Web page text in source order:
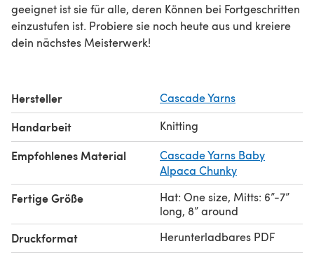
geeignet ist sie für alle, deren Können bei Fortgeschritten
einzustufen ist. Probiere sie noch heute aus und kreiere
dein nächstes Meisterwerk!
Hersteller Cascade Yarns
Handarbeit Knitting
Empfohlenes Material
Cascade Yarns Baby
Alpaca Chunky
Fertige Größe
Hat: One size, Mitts: 6”-7”
long, 8” around
Druckformat Herunterladbares PDF